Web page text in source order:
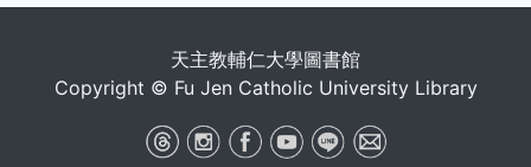
天主教輔仁大學圖書館
Copyright © Fu Jen Catholic University Library